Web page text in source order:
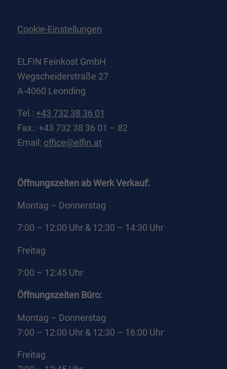
Cookie-Einstellungen
ELFIN Feinkost GmbH
Wegscheiderstraße 27
A-4060 Leonding
Tel.: +43 732 38 36 01
Fax.: +43 732 38 36 01 – 82
Email: office@elfin.at
Öffnungszeiten ab Werk Verkauf:
Montag – Donnerstag
7:00 – 12:00 Uhr & 12:30 – 14:30 Uhr
Freitag
7:00 – 12:45 Uhr
Öffnungszeiten Büro:
Montag – Donnerstag
7:00 – 12:00 Uhr & 12:30 – 16:00 Uhr
Freitag